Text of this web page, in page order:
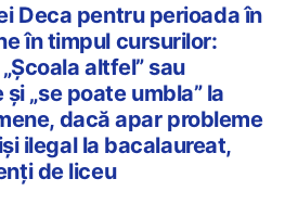
Deca pentru perioada în
în timpul cursurilor:
altfel” sau
„se poate umbla” la
dacă apar probleme
ilegal la bacalaureat,
de liceu